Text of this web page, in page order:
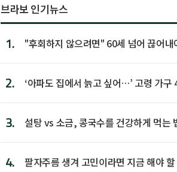
브라보 인기뉴스
1.
"후회하지 않으려면" 60세 넘어 끊어내
2.
‘아파도 집에서 늙고 싶어…’ 고령 가구
3. 설탕 vs 소금, 콩국수를 건강하게 먹는
4. 팔자주름 생겨 고민이라면 지금 해야 할